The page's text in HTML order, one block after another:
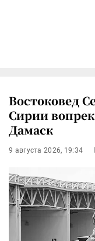
Востоковед
Сирии
Дамаск
9 августа 2026, 19:34